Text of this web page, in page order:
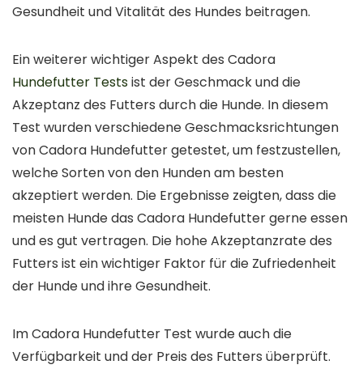
Gesundheit und Vitalität des Hundes beitragen.
Ein weiterer wichtiger Aspekt des Cadora
Hundefutter Testsist der Geschmack und die
Akzeptanz des Futters durch die Hunde. In diesem
Test wurden verschiedene Geschmacksrichtungen
von Cadora Hundefutter getestet, um festzustellen,
welche Sorten von den Hunden am besten
akzeptiert werden. Die Ergebnisse zeigten, dass die
meisten Hunde das Cadora Hundefutter gerne essen
und es gut vertragen. Die hohe Akzeptanzrate des
Futters ist ein wichtiger Faktor für die Zufriedenheit
der Hunde und ihre Gesundheit.
Im Cadora Hundefutter Test wurde auch die
Verfügbarkeit und der Preis des Futters überprüft.